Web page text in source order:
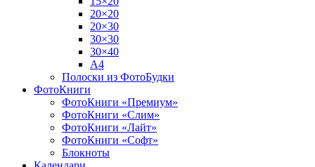
20×20
20×30
30×30
30×40
A4
Полоски из ФотоБудки
ФотоКниги
ФотоКниги «Премиум»
ФотоКниги «Слим»
ФотоКниги «Лайт»
ФотоКниги «Софт»
Блокноты